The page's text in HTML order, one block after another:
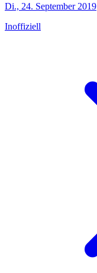
Di., 24. September 2019
Inoffiziell